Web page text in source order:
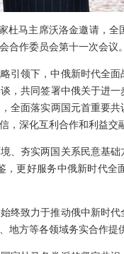
杜马主席沃洛金邀请，
合作委员会第十一次会议。
引领下，中俄新时代全
，共同签署中俄关于进
全面落实两国元首重要共
深化互利合作和利益交
、夯实两国关系民意基
更好服务中俄新时代全
终致力于推动俄中新时
地方等各领域务实合作提